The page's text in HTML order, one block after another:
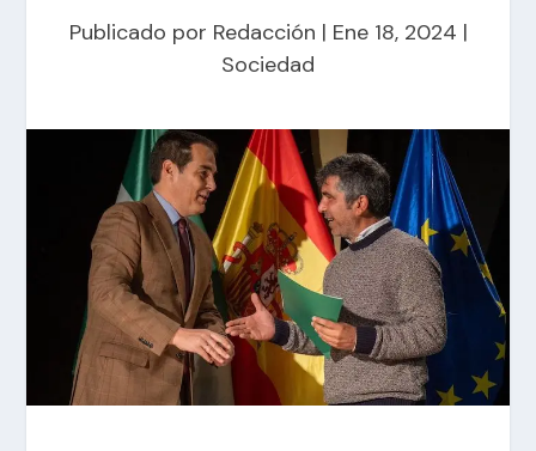
Publicado por Redacción | Ene 18, 2024 |
Sociedad